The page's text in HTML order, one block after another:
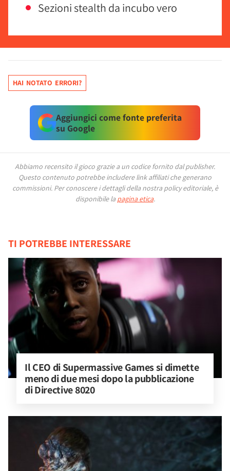
Sezioni stealth da incubo vero
HAI NOTATO ERRORI?
Aggiungici come fonte preferita
su Google
Abbiamo recensito il gioco grazie a un codice fornito dal publisher.
Questo contenuto potrebbe includere link affiliati che generano
commissioni. Per conoscere i dettagli della nostra policy editoriale, è
disponibile la pagina etica.
TI POTREBBE INTERESSARE
Il CEO di Supermassive Games si dimette
meno di due mesi dopo la pubblicazione
di Directive 8020